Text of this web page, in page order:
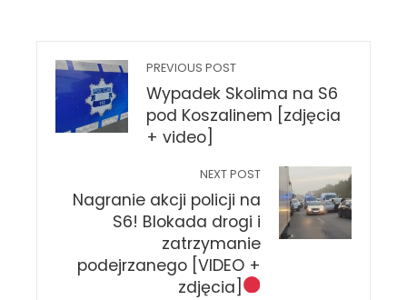
PREVIOUS POST
Wypadek Skolima na S6
pod Koszalinem [zdjęcia
+ video]
NEXT POST
Nagranie akcji policji na
S6! Blokada drogi i
zatrzymanie
podejrzanego [VIDEO +
zdjęcia]